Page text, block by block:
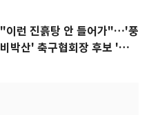
"이런 진흙탕 안 들어가"…'풍
비박산' 축구협회장 후보 '실